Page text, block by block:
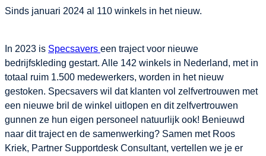
Sinds januari 2024 al 110 winkels in het nieuw.
In 2023 is Specsavers een traject voor nieuwe
bedrijfskleding gestart. Alle 142 winkels in Nederland, met in
totaal ruim 1.500 medewerkers, worden in het nieuw
gestoken. Specsavers wil dat klanten vol zelfvertrouwen met
een nieuwe bril de winkel uitlopen en dit zelfvertrouwen
gunnen ze hun eigen personeel natuurlijk ook! Benieuwd
naar dit traject en de samenwerking? Samen met Roos
Kriek, Partner Supportdesk Consultant, vertellen we je er